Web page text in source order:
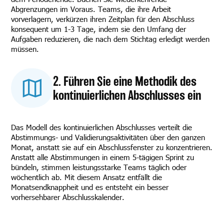
Abgrenzungen im Voraus. Teams, die ihre Arbeit
vorverlagern, verkürzen ihren Zeitplan für den Abschluss
konsequent um 1-3 Tage, indem sie den Umfang der
Aufgaben reduzieren, die nach dem Stichtag erledigt werden
müssen.
2. Führen Sie eine Methodik des
kontinuierlichen Abschlusses ein
Das Modell des kontinuierlichen Abschlusses verteilt die
Abstimmungs- und Validierungsaktivitäten über den ganzen
Monat, anstatt sie auf ein Abschlussfenster zu konzentrieren.
Anstatt alle Abstimmungen in einem 5-tägigen Sprint zu
bündeln, stimmen leistungsstarke Teams täglich oder
wöchentlich ab. Mit diesem Ansatz entfällt die
Monatsendknappheit und es entsteht ein besser
vorhersehbarer Abschlusskalender.